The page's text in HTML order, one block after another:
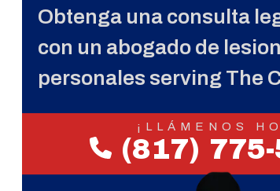
Obtenga una consulta
con un abogado de
personales serving The
¡LLÁMENOS
(817)